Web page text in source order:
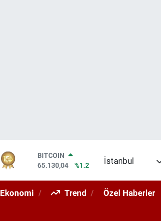
DOLAR
47,7106
%0.17
STERLİN
İstanbul
Ekonomi Trend Özel Haberler